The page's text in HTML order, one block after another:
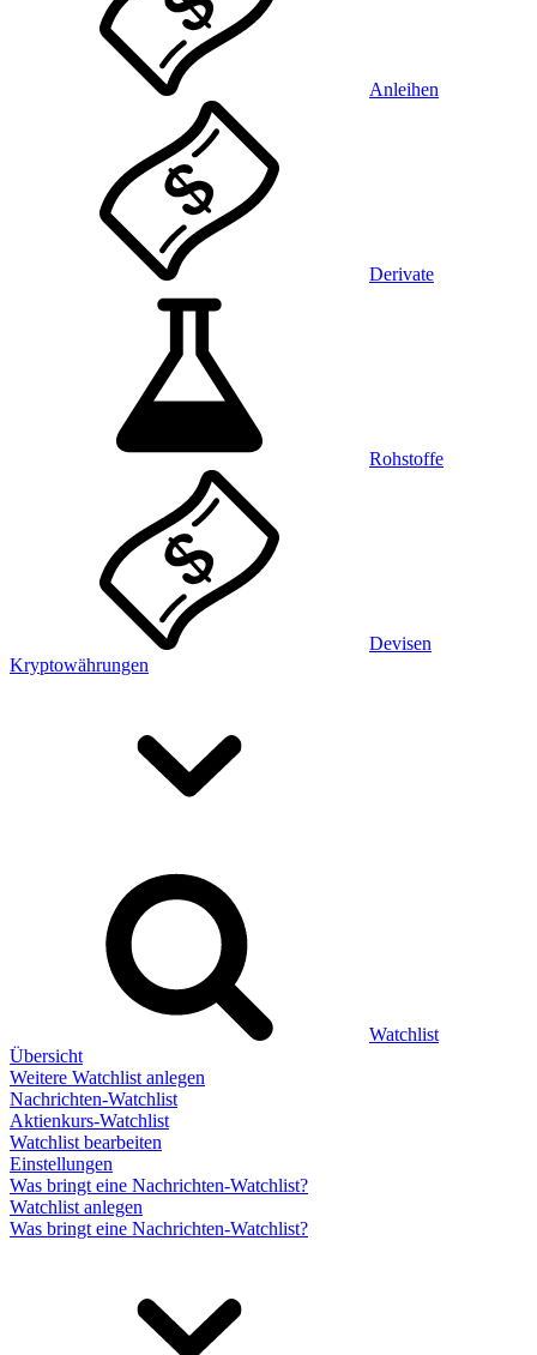
Anleihen
Derivate
Rohstoffe
Devisen
Kryptowährungen
Watchlist
Übersicht
Weitere Watchlist anlegen
Nachrichten-Watchlist
Aktienkurs-Watchlist
Watchlist bearbeiten
Einstellungen
Was bringt eine Nachrichten-Watchlist?
Watchlist anlegen
Was bringt eine Nachrichten-Watchlist?